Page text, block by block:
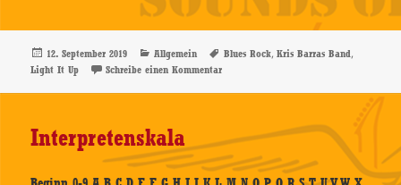
Band
–
Light
Up
CD-
Review
Veröffentlicht
am
12. September 2019 Kategorien
Allgemein Schlagwörter
Blues Rock,Kris Barras Band,
Light It Up Schreibe einen Kommentarzu Kris Barras Band – Light It Up – CD-
Interpretenskala